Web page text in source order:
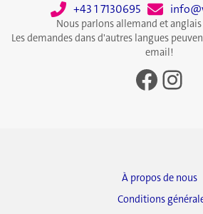
+43 1 7130695
Nous parlons allemand et
Les demandes dans d'autres langues
email!
À propos de nous
Conditions